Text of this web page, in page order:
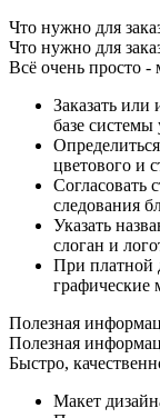
Что нужно для
Что нужно для
Всё очень просто -
Заказать
базе
цветового и
Согласовать
следования
Указать
слоган и
При платной
графические
Полезная
Полезная
Быстро,
Макет